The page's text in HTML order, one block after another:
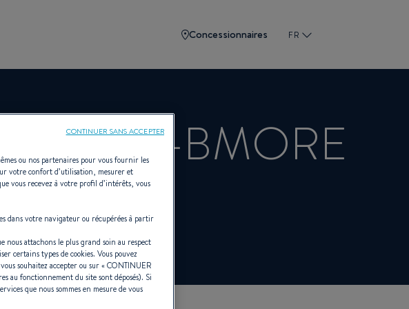
Concessionnaires FR
BMORE
BENETEAU
ou nos partenaires pour vous fournir les
votre confort d’utilisation, mesurer et
vous recevez à votre profil d’intérêts, vous
dans votre navigateur ou récupérées à partir
nous attachons le plus grand soin au respect
certains types de cookies. Vous pouvez
souhaitez accepter ou sur «CONTINUER
au fonctionnement du site sont déposés). Si
que nous sommes en mesure de vous
CONTINUER SANS ACCEPTER